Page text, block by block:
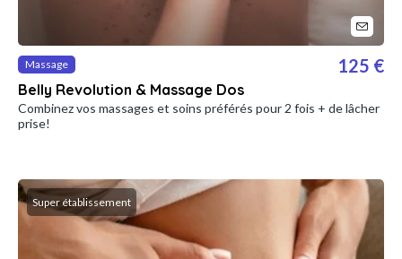
Massage
Belly Revolution & Massage Dos
125 €
Combinez vos massages et soins préférés pour 2 fois + de lâcher
prise!
Super établissement